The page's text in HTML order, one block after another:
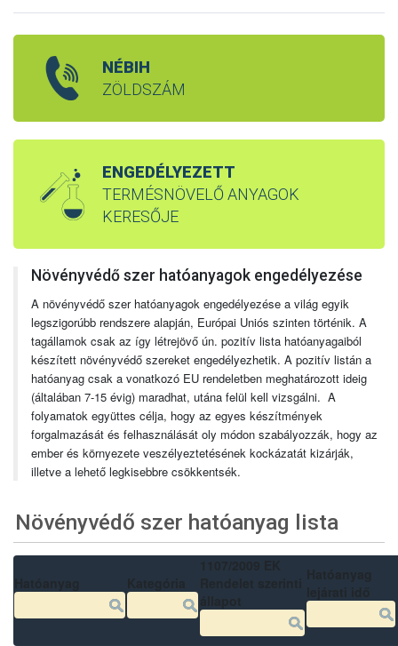
NÉBIH
ZÖLDSZÁM
ENGEDÉLYEZETT
TERMÉSNÖVELŐ ANYAGOK
KERESŐJE
Növényvédő szer hatóanyagok engedélyezése
A növényvédő szer hatóanyagok engedélyezése a világ egyik
legszigorúbb rendszere alapján, Európai Uniós szinten történik. A
tagállamok csak az így létrejövő ún. pozitív lista hatóanyagaiból
készített növényvédő szereket engedélyezhetik. A pozitív listán a
hatóanyag csak a vonatkozó EU rendeletben meghatározott ideig
(általában 7-15 évig) maradhat, utána felül kell vizsgálni. A
folyamatok együttes célja, hogy az egyes készítmények
forgalmazását és felhasználását oly módon szabályozzák, hogy az
ember és környezete veszélyeztetésének kockázatát kizárják,
illetve a lehető legkisebbre csökkentsék.
Növényvédő szer hatóanyag lista